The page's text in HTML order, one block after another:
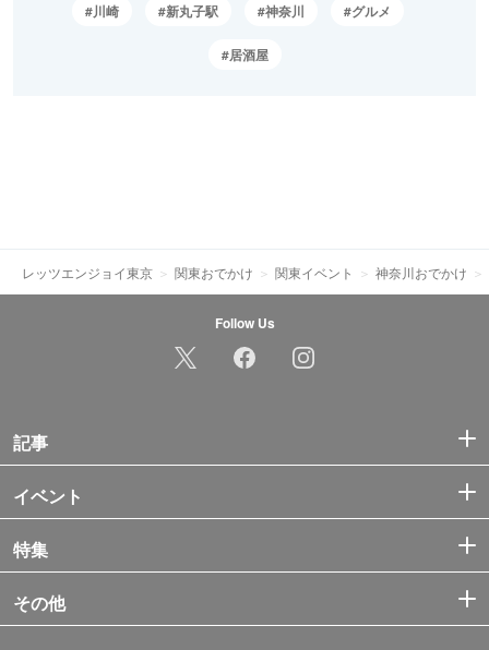
川崎 新丸子駅 神奈川 グルメ
居酒屋
レッツエンジョイ東京 関東おでかけ 関東イベント 神奈川おでかけ
Follow Us
記事
イベント
特集
その他